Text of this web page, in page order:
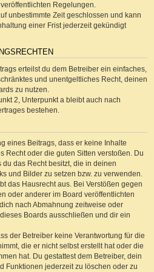
Regelungen.
unbestimmte Zeit geschlossen und kann
einer Frist jederzeit gekündigt
erteilst du dem Betreiber ein einfaches,
und unentgeltliches Recht, deinen
zu nutzen.
2, Unterpunkt a bleibt auch nach
bestehen.
eines Beitrags, dass er keine Inhalte
Recht oder die guten Sitten verstoßen. Du
das Recht besitzt, die in deinen
und Bilder zu setzen bzw. zu verwenden.
das Hausrecht aus. Bei Verstößen gegen
oder anderer im Board veröffentlichten
nach Abmahnung zeitweise oder
Boards ausschließen und dir ein
der Betreiber keine Verantwortung für die
die er nicht selbst erstellt hat oder die
hat. Du gestattest dem Betreiber, dein
Funktionen jederzeit zu löschen oder zu